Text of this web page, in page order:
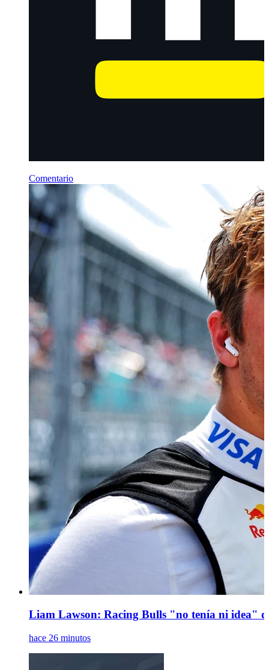
Comentario
Liam Lawson: Racing Bulls "no tenía ni idea"
hace 26 minutos